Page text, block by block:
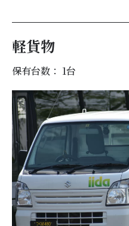
軽貨物
保有台数： 1台